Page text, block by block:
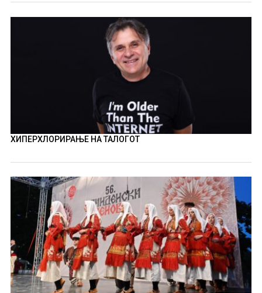
ХИПЕРХЛОРИРАЊЕ НА ТАЛОГОТ